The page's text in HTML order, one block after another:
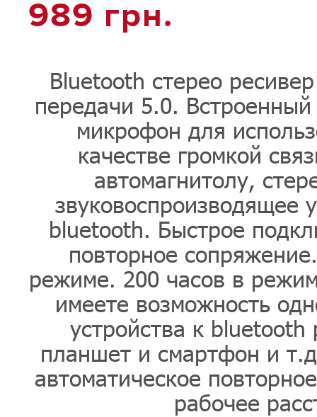
989 грн.
Bluetooth стерео
передачи 5.0.
микрофон для
качестве громкой
автомагнитолу,
звуковоспроизводящее
bluetooth. Быстрое
повторное
режиме. 200 часов в
имеете возможность
устройства к
планшет и смартфон и
автоматическое
рабочее